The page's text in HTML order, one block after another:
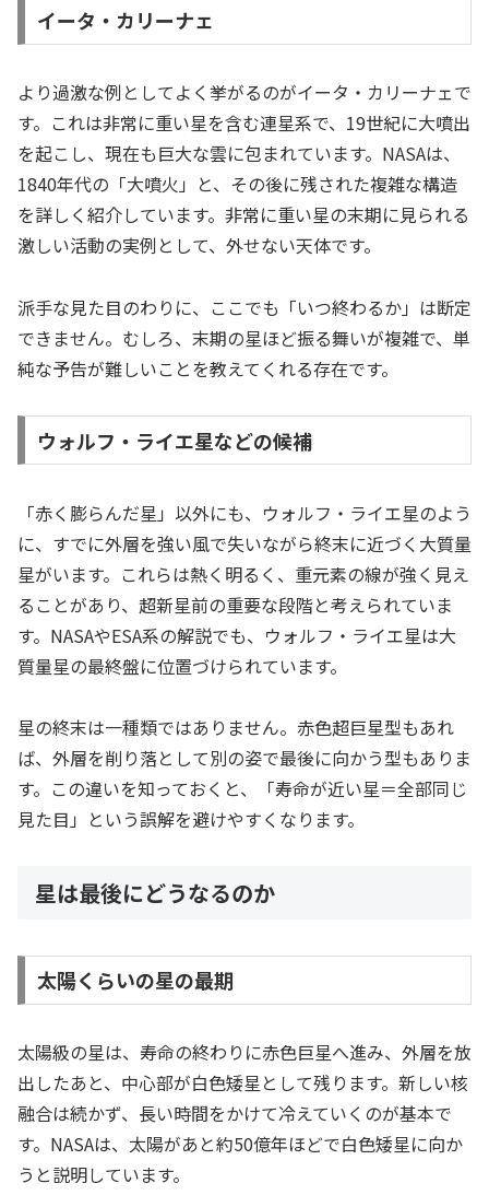
イータ・カリーナェ
より過激な例としてよく挙がるのがイータ・カリーナェで
す。これは非常に重い星を含む連星系で、19世紀に大噴出
を起こし、現在も巨大な雲に包まれています。NASAは、
1840年代の「大噴火」と、その後に残された複雑な構造
を詳しく紹介しています。非常に重い星の末期に見られる
激しい活動の実例として、外せない天体です。
派手な見た目のわりに、ここでも「いつ終わるか」は断定
できません。むしろ、末期の星ほど振る舞いが複雑で、単
純な予告が難しいことを教えてくれる存在です。
ウォルフ・ライエ星などの候補
「赤く膨らんだ星」以外にも、ウォルフ・ライエ星のよう
に、すでに外層を強い風で失いながら終末に近づく大質量
星がいます。これらは熱く明るく、重元素の線が強く見え
ることがあり、超新星前の重要な段階と考えられていま
す。NASAやESA系の解説でも、ウォルフ・ライエ星は大
質量星の最終盤に位置づけられています。
星の終末は一種類ではありません。赤色超巨星型もあれ
ば、外層を削り落として別の姿で最後に向かう型もありま
す。この違いを知っておくと、「寿命が近い星＝全部同じ
見た目」という誤解を避けやすくなります。
星は最後にどうなるのか
太陽くらいの星の最期
太陽級の星は、寿命の終わりに赤色巨星へ進み、外層を放
出したあと、中心部が白色矮星として残ります。新しい核
融合は続かず、長い時間をかけて冷えていくのが基本で
す。NASAは、太陽があと約50億年ほどで白色矮星に向か
うと説明しています。